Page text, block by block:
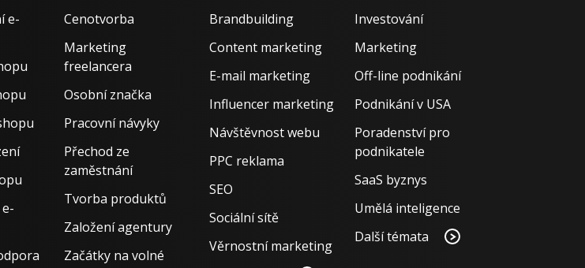
e-
Cenotvorba
Marketing
freelancera
Osobní značka
Pracovní návyky
Přechod ze
zaměstnání
Tvorba produktů
Založení agentury
Začátky na volné
Brandbuilding
Content marketing
E-mail marketing
Influencer marketing
Návštěvnost webu
PPC reklama
SEO
Sociální sítě
Věrnostní marketing
Investování
Marketing
Off-line podnikání
Podnikání v USA
Poradenství pro
podnikatele
SaaS byznys
Umělá inteligence
Další témata